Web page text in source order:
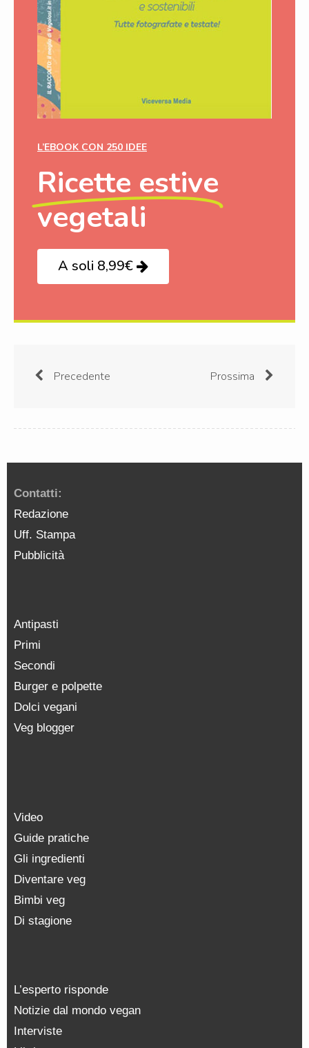
L’EBOOK CON 250 IDEE
Ricette estive
vegetali
A soli 8,99€
Precedente Prossima
Contatti:
Redazione
Uff. Stampa
Pubblicità
Antipasti
Primi
Secondi
Burger e polpette
Dolci vegani
Veg blogger
Video
Guide pratiche
Gli ingredienti
Diventare veg
Bimbi veg
Di stagione
L’esperto risponde
Notizie dal mondo vegan
Interviste